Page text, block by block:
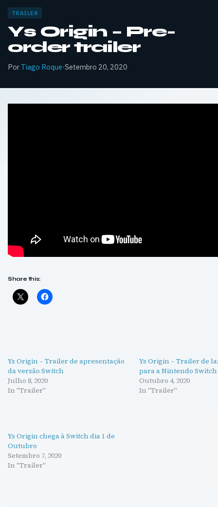
TRAILER
Ys Origin – Pre-
order trailer
Por Tiago Roque·Setembro 20, 2020
Share this:
Ys Origin – Trailer de apresentação
da versão Switch
Julho 8, 2020
In "Trailer"
Ys Origin – Trailer de
para a Nintendo Switch
Outubro 4, 2020
In "Trailer"
Ys Origin chega à Switch dia 1 de
Outubro
Setembro 7, 2020
In "Trailer"